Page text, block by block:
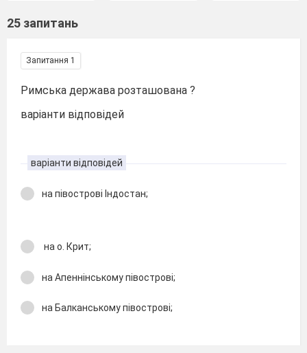
25 запитань
Запитання 1
Римська держава розташована ?
варіанти відповідей
варіанти відповідей
на півострові Індостан;
на о. Крит;
на Апеннінському півострові;
на Балканському півострові;